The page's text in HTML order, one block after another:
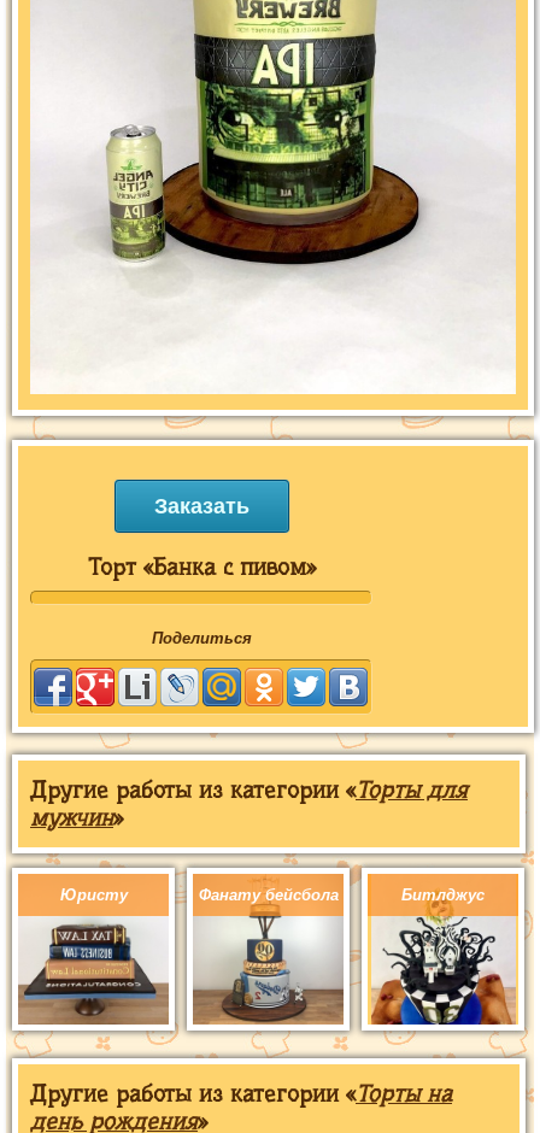
Заказать
Торт «Банка с пивом»
Поделиться
Другие работы из категории «Торты для
мужчин»
Юристу Фанату бейсбола Битлджус
Другие работы из категории «Торты на
день рождения»